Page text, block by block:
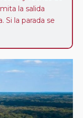
la salida
Si la parada se
hayan viajado
de miel